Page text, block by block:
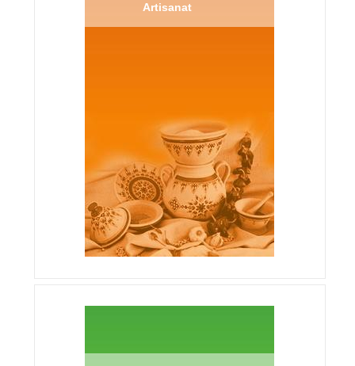
Artisanat